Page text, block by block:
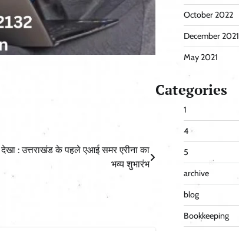
: उत्तराखंड के पहले एआई समर एरीना का
भव्य शुभारंभ
October 2022
December 2021
May 2021
Categories
1
4
5
archive
blog
Bookkeeping